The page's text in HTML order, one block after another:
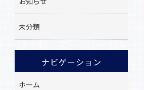
未分類
ナビゲーション
ホーム